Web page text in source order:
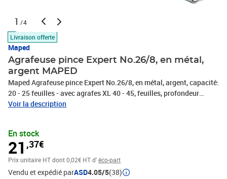
1 /4
Livraison offerte
Maped
Agrafeuse pince Expert No.26/8, en métal,
argent MAPED
Maped Agrafeuse pince Expert No.26/8, en métal, argent, capacité:
20 - 25 feuilles - avec agrafes XL 40 - 45, feuilles, profondeur
d'agrafage: 60 mm, pour agrafes 24/6, 24/8, 26/6 ou 26/8, zone
boîte en carton
Voir la description
En stock
21 ,37€
Prix unitaire HTdont 0,02€ HT d'éco-part
Vendu et expédié parASD4.05/5(38)